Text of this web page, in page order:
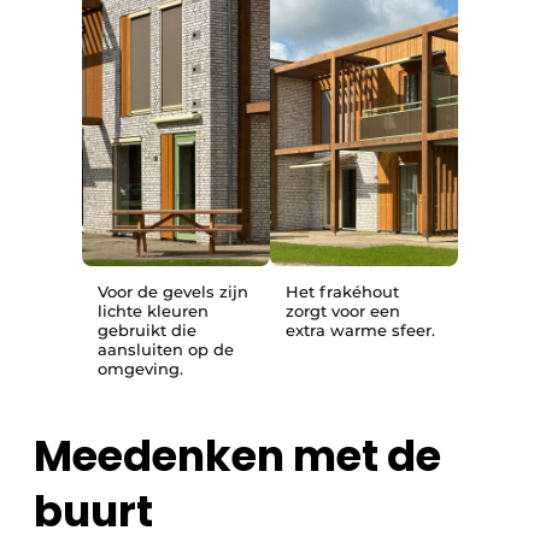
Voor de gevels zijn
lichte kleuren
gebruikt die
aansluiten op de
omgeving.
Het frakéhout
zorgt voor een
extra warme sfeer.
Meedenken met de
buurt